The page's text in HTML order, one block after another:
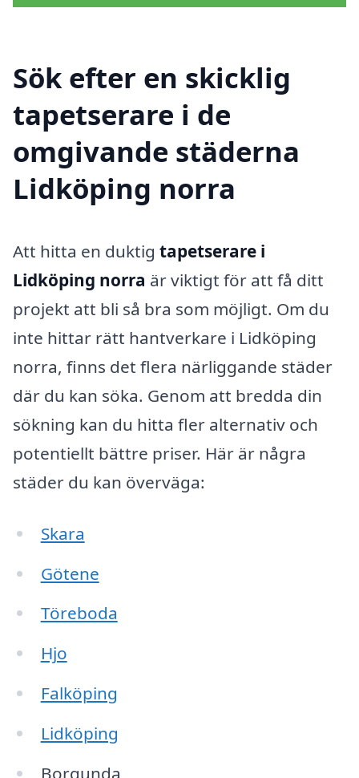
Sök efter en skicklig
tapetserare i de
omgivande städerna
Lidköping norra
Att hitta en duktig tapetserare i
Lidköping norra är viktigt för att få ditt
projekt att bli så bra som möjligt. Om du
inte hittar rätt hantverkare i Lidköping
norra, finns det flera närliggande städer
där du kan söka. Genom att bredda din
sökning kan du hitta fler alternativ och
potentiellt bättre priser. Här är några
städer du kan överväga:
Skara
Götene
Töreboda
Hjo
Falköping
Lidköping
Borgunda